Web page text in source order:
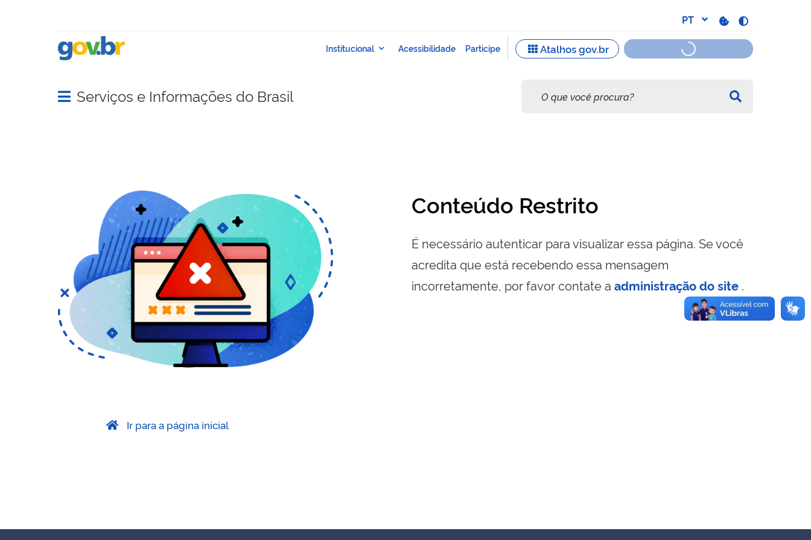
Abrir menu principal de navegação
Serviços e Informações do Brasil
Conteúdo Restrito
É necessário autenticar para visualizar essa página. Se você
acredita que está recebendo essa mensagem
incorretamente, por favor contate a administração do site .
Ir para a página inicial